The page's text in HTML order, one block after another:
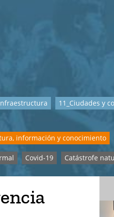
11_Ciudades y
información y conocimiento
Covid-19 Catástrofe